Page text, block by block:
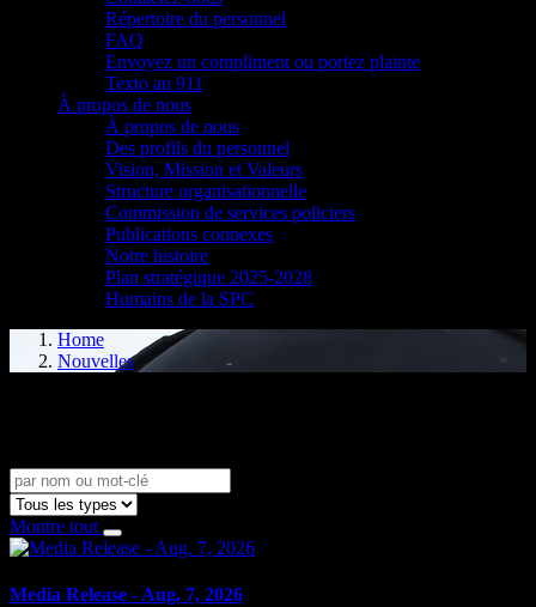
Répertoire du personnel
FAQ
Envoyez un compliment ou portez plainte
Texto au 911
À propos de nous
À propos de nous
Des profils du personnel
Vision, Mission et Valeurs
Structure organisationnelle
Commission de services policiers
Publications connexes
Notre histoire
Plan stratégique 2025-2028
Humains de la SPC
Home
Nouvelles
Montre tout
Media Release - Aug. 7, 2026